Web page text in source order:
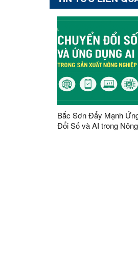
Bắc Sơn Đẩy Mạnh
Đổi Số và AI trong